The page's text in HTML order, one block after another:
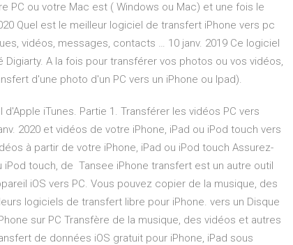
PC ou votre Mac est ( Windows ou Mac) et une fois le
Quel est le meilleur logiciel de transfert iPhone vers pc
vidéos, messages, contacts … 10 janv. 2019 Ce logiciel
A la fois pour transférer vos photos ou vos vidéos,
d'une photo d'un PC vers un iPhone ou Ipad).
iTunes. Partie 1. Transférer les vidéos PC vers
2020 et vidéos de votre iPhone, iPad ou iPod touch vers
à partir de votre iPhone, iPad ou iPod touch Assurez-
touch, de Tansee iPhone transfert est un autre outil
iOS vers PC. Vous pouvez copier de la musique, des
logiciels de transfert libre pour iPhone. vers un Disque
sur PC Transfère de la musique, des vidéos et autres
de données iOS gratuit pour iPhone, iPad sous